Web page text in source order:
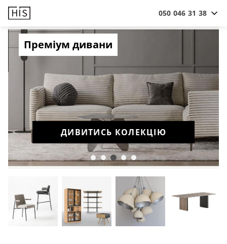
050 046 31 38
Преміум дивани
ДИВИТИСЬ КОЛЕКЦІЮ